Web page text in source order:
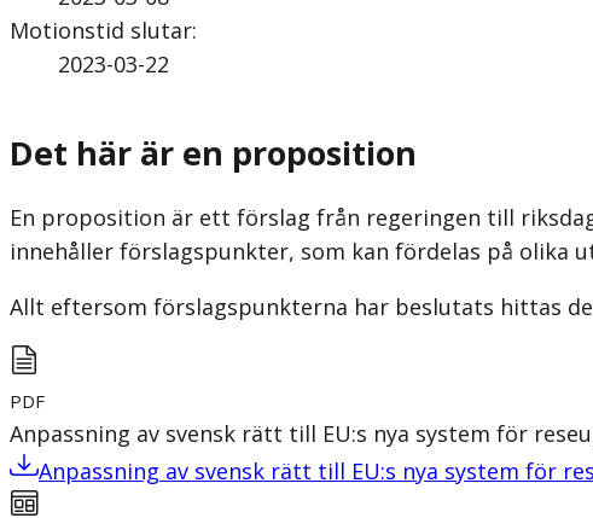
Motionstid slutar:
2023-03-22
Det här är en proposition
En proposition är ett förslag från regeringen till
innehåller förslagspunkter, som kan fördelas på olika
Allt eftersom förslagspunkterna har beslutats hittas
PDF
Anpassning av svensk rätt till EU:s nya system för
Anpassning av svensk rätt till EU:s nya system för